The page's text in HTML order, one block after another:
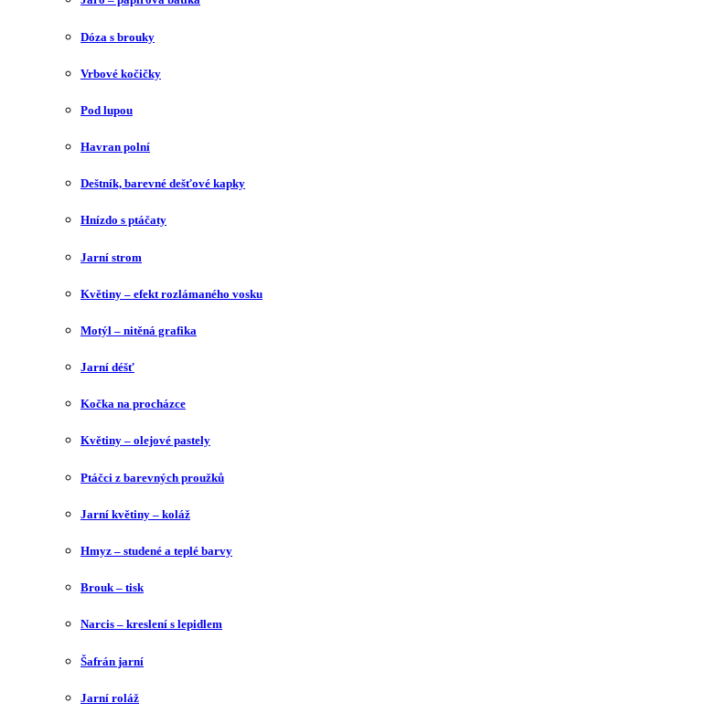
Dóza s brouky
Vrbové kočičky
Pod lupou
Havran polní
Deštník, barevné dešťové kapky
Hnízdo s ptáčaty
Jarní strom
Květiny – efekt rozlámaného vosku
Motýl – nitěná grafika
Jarní déšť
Kočka na procházce
Květiny – olejové pastely
Ptáčci z barevných proužků
Jarní květiny – koláž
Hmyz – studené a teplé barvy
Brouk – tisk
Narcis – kreslení s lepidlem
Šafrán jarní
Jarní roláž